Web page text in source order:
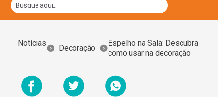
Notícias
Decoração
Espelho na Sala: Descubra
como usar na decoração